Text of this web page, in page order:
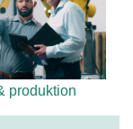
produktion